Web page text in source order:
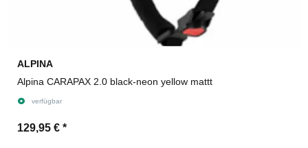
ALPINA
Alpina CARAPAX 2.0 black-neon yellow mattt
verfügbar
129,95 € *